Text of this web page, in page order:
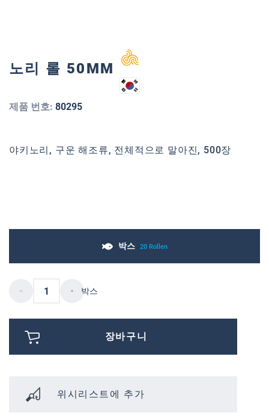
노리 롤 50MM
제품 번호: 80295
야키노리, 구운 해조류, 전체적으로 말아진, 500장
박스 20 Rollen
박스
장바구니
위시리스트에 추가